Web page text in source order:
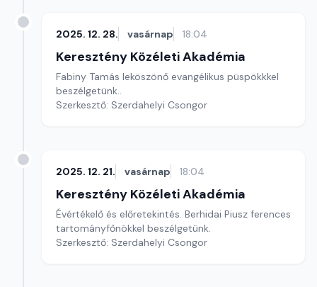
2025. 12. 28. vasárnap 18:04
Keresztény Közéleti Akadémia
Fabiny Tamás leköszönő evangélikus püspökkkel
beszélgetünk..
Szerkesztő: Szerdahelyi Csongor
2025. 12. 21. vasárnap 18:04
Keresztény Közéleti Akadémia
Évértékelő és előretekintés. Berhidai Piusz ferences
tartományfőnökkel beszélgetünk.
Szerkesztő: Szerdahelyi Csongor